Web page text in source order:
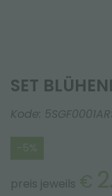
SET
Kode:
-5%
preis jeweils €